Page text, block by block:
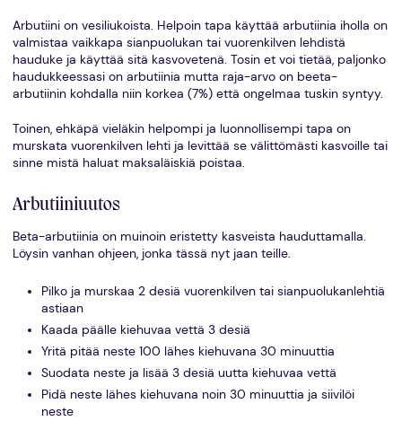
Arbutiini on vesiliukoista. Helpoin tapa käyttää arbutiinia iholla on
valmistaa vaikkapa sianpuolukan tai vuorenkilven lehdistä
hauduke ja käyttää sitä kasvovetenä. Tosin et voi tietää, paljonko
haudukkeessasi on arbutiinia mutta raja-arvo on beeta-
arbutiinin kohdalla niin korkea (7%) että ongelmaa tuskin syntyy.
Toinen, ehkäpä vieläkin helpompi ja luonnollisempi tapa on
murskata vuorenkilven lehti ja levittää se välittömästi kasvoille tai
sinne mistä haluat maksaläiskiä poistaa.
Arbutiiniuutos
Beta-arbutiinia on muinoin eristetty kasveista hauduttamalla.
Löysin vanhan ohjeen, jonka tässä nyt jaan teille.
Pilko ja murskaa 2 desiä vuorenkilven tai sianpuolukanlehtiä
astiaan
Kaada päälle kiehuvaa vettä 3 desiä
Yritä pitää neste 100 lähes kiehuvana 30 minuuttia
Suodata neste ja lisää 3 desiä uutta kiehuvaa vettä
Pidä neste lähes kiehuvana noin 30 minuuttia ja siivilöi
neste